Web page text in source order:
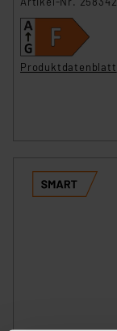
Produktdatenblatt